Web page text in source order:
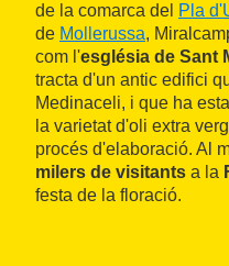
de la comarca del Pla
de Mollerussa,
com l'església de Sant
tracta d'un antic edifici
Medinaceli, i que ha
la varietat d'oli extra
procés d'elaboració. Al
milers de visitants a la
festa de la floració.